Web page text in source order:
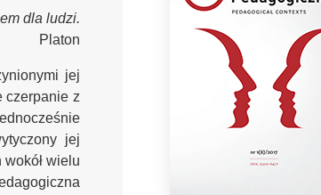
dla ludzi.
Platon
jej
czerpanie z
jej
wielu